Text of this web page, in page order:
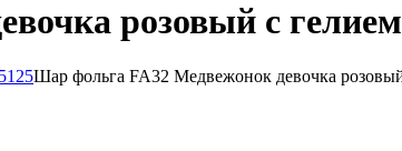
розовый с гелием
Шар фольга FA32 Медвежонок девочка